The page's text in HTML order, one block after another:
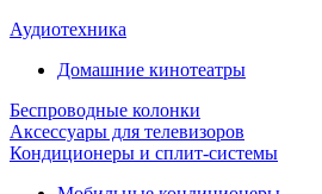
Аудиотехника
Домашние кинотеатры
Беспроводные колонки
Аксессуары для телевизоров
Кондиционеры и сплит-системы